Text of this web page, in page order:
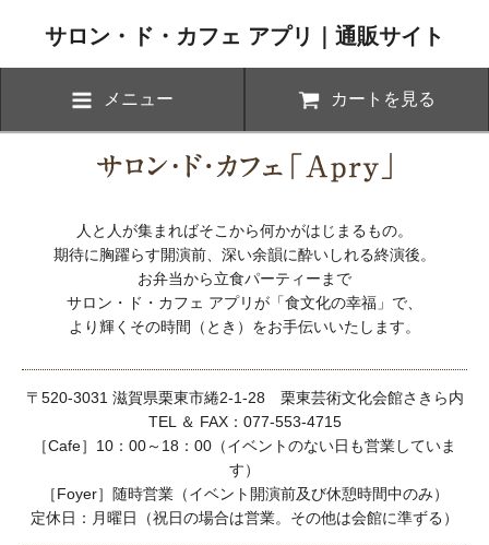
サロン・ド・カフェ アプリ｜通販サイト
メニュー カートを見る
人と人が集まればそこから何かがはじまるもの。
期待に胸躍らす開演前、深い余韻に酔いしれる終演後。
お弁当から立食パーティーまで
サロン・ド・カフェ アプリが「食文化の幸福」で、
より輝くその時間（とき）をお手伝いいたします。
〒520-3031 滋賀県栗東市綣2-1-28 栗東芸術文化会館さきら内
TEL ＆ FAX：077-553-4715
［Cafe］10：00～18：00（イベントのない日も営業していま
す）
［Foyer］随時営業（イベント開演前及び休憩時間中のみ）
定休日：月曜日（祝日の場合は営業。その他は会館に準ずる）